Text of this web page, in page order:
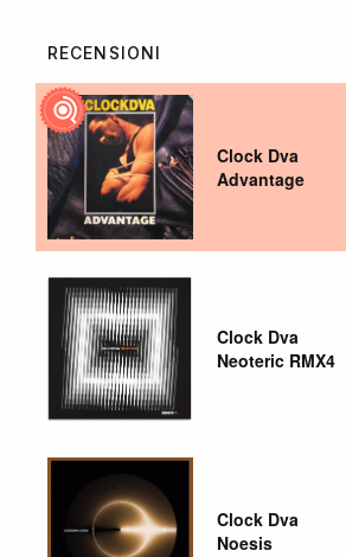
RECENSIONI
Clock Dva
Advantage
Clock Dva
Neoteric RMX4
Clock Dva
Noesis